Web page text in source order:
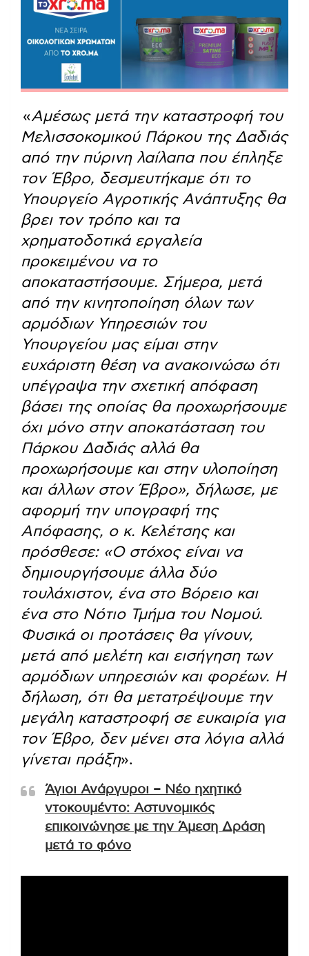
«Αμέσως μετά την καταστροφή του
Μελισσοκομικού Πάρκου της Δαδιάς
από την πύρινη λαίλαπα που έπληξε
τον Έβρο, δεσμευτήκαμε ότι το
Υπουργείο Αγροτικής Ανάπτυξης θα
βρει τον τρόπο και τα
χρηματοδοτικά εργαλεία
προκειμένου να το
αποκαταστήσουμε. Σήμερα, μετά
από την κινητοποίηση όλων των
αρμόδιων Υπηρεσιών του
Υπουργείου μας είμαι στην
ευχάριστη θέση να ανακοινώσω ότι
υπέγραψα την σχετική απόφαση
βάσει της οποίας θα προχωρήσουμε
όχι μόνο στην αποκατάσταση του
Πάρκου Δαδιάς αλλά θα
προχωρήσουμε και στην υλοποίηση
και άλλων στον Έβρο», δήλωσε, με
αφορμή την υπογραφή της
Απόφασης, ο κ. Κελέτσης και
πρόσθεσε: «Ο στόχος είναι να
δημιουργήσουμε άλλα δύο
τουλάχιστον, ένα στο Βόρειο και
ένα στο Νότιο Τμήμα του Νομού.
Φυσικά οι προτάσεις θα γίνουν,
μετά από μελέτη και εισήγηση των
αρμόδιων υπηρεσιών και φορέων. Η
δήλωση, ότι θα μετατρέψουμε την
μεγάλη καταστροφή σε ευκαιρία για
τον Έβρο, δεν μένει στα λόγια αλλά
γίνεται πράξη».
Άγιοι Ανάργυροι – Νέο ηχητικό
ντοκουμέντο: Αστυνομικός
επικοινώνησε με την Άμεση Δράση
μετά το φόνο